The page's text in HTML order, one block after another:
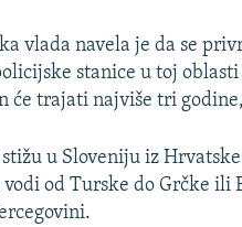
vlada navela je da se
stanice u toj
će trajati najviše tri
u Sloveniju iz
od Turske do Grčke